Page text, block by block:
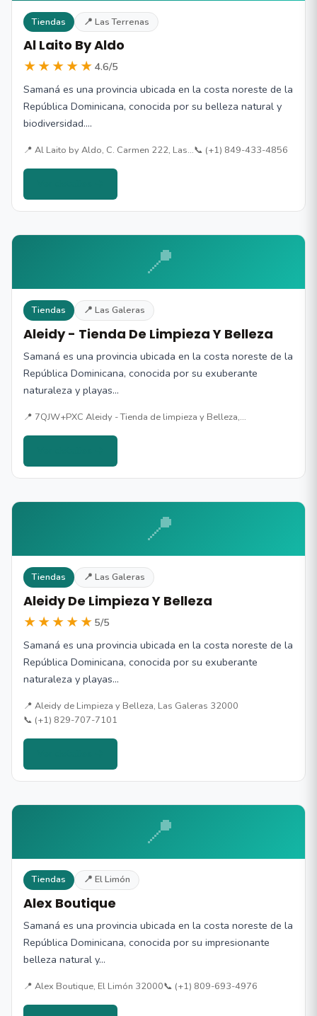
Tiendas 📍 Las Terrenas
Al Laito By Aldo
★★★★★ 4.6/5
Samaná es una provincia ubicada en la costa noreste de la
República Dominicana, conocida por su belleza natural y
biodiversidad.…
📍 Al Laito by Aldo, C. Carmen 222, Las…📞 (+1) 849-433-4856
📍
Tiendas 📍 Las Galeras
Aleidy - Tienda De Limpieza Y Belleza
Samaná es una provincia ubicada en la costa noreste de la
República Dominicana, conocida por su exuberante
naturaleza y playas…
📍 7QJW+PXC Aleidy - Tienda de limpieza y Belleza,…
📍
Tiendas 📍 Las Galeras
Aleidy De Limpieza Y Belleza
★★★★★ 5/5
Samaná es una provincia ubicada en la costa noreste de la
República Dominicana, conocida por su exuberante
naturaleza y playas…
📍 Aleidy de Limpieza y Belleza, Las Galeras 32000
📞 (+1) 829-707-7101
📍
Tiendas 📍 El Limón
Alex Boutique
Samaná es una provincia ubicada en la costa noreste de la
República Dominicana, conocida por su impresionante
belleza natural y…
📍 Alex Boutique, El Limón 32000📞 (+1) 809-693-4976